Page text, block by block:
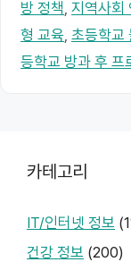
방 정책 지역사회
형 교육 초등학교
등학교 방과 후 프
카테고리
IT/인터넷 정보
건강 정보 (200)